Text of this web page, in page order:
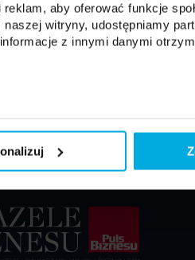
aby oferować funkcje
witryny, udostępniamy
z innymi danymi